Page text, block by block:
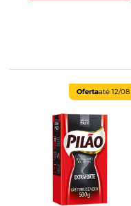
Ofertaaté 12/08